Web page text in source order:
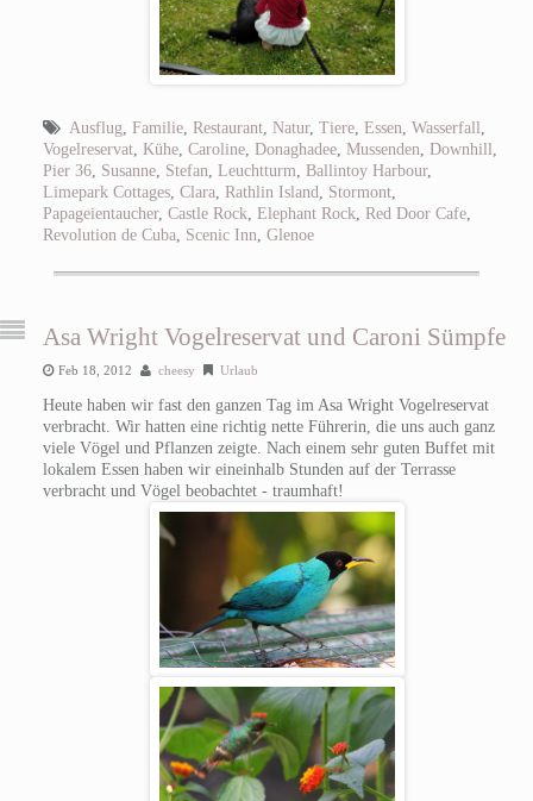
Ausflug Familie, Restaurant, Natur, Tiere, Essen Wasserfall
Vogelreservat, Kühe, Caroline, Donaghadee, Mussenden Downhill
Pier 36, Susanne, Stefan Leuchtturm Ballintoy Harbour,
Limepark Cottages, Clara Rathlin Island Stormont,
Papageientaucher, Castle Rock Elephant Rock Red Door Cafe,
Revolution de Cuba
Scenic Inn Glenoe
Asa Wright Vogelreservat und Caroni Sümpfe
Feb 18, 2012 cheesy Urlaub
Heute haben wir fast den ganzen Tag im Asa Wright Vogelreservat
verbracht. Wir hatten eine richtig nette Führerin, die uns auch ganz
viele Vögel und Pflanzen zeigte. Nach einem sehr guten Buffet mit
lokalem Essen haben wir eineinhalb Stunden auf der Terrasse
verbracht und Vögel beobachtet - traumhaft!